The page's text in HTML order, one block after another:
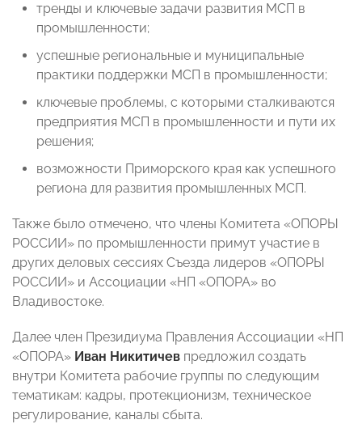
тренды и ключевые задачи развития МСП в
промышленности;
успешные региональные и муниципальные
практики поддержки МСП в промышленности;
ключевые проблемы, с которыми сталкиваются
предприятия МСП в промышленности и пути их
решения;
возможности Приморского края как успешного
региона для развития промышленных МСП.
Также было отмечено, что члены Комитета «ОПОРЫ
РОССИИ» по промышленности примут участие в
других деловых сессиях Съезда лидеров «ОПОРЫ
РОССИИ» и Ассоциации «НП «ОПОРА» во
Владивостоке.
Далее член Президиума Правления Ассоциации «НП
«ОПОРА» Иван Никитичев предложил создать
внутри Комитета рабочие группы по следующим
тематикам: кадры, протекционизм, техническое
регулирование, каналы сбыта.